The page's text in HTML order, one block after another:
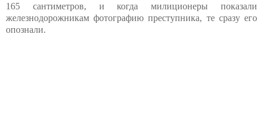
165 сантиметров, и когда милиционеры показали
железнодорожникам фотографию преступника, те сразу его
опознали.